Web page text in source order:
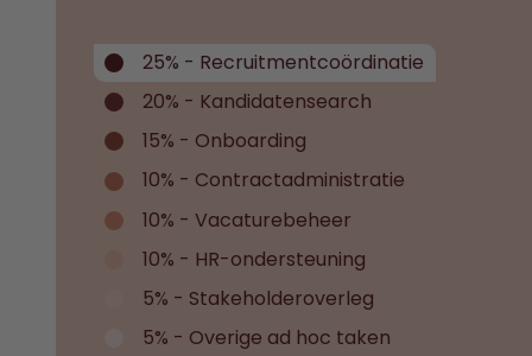
25% - Recruitmentcoördinatie
20% - Kandidatensearch
15% - Onboarding
10% - Contractadministratie
10% - Vacaturebeheer
10% - HR-ondersteuning
5% - Stakeholderoverleg
5% - Overige ad hoc taken